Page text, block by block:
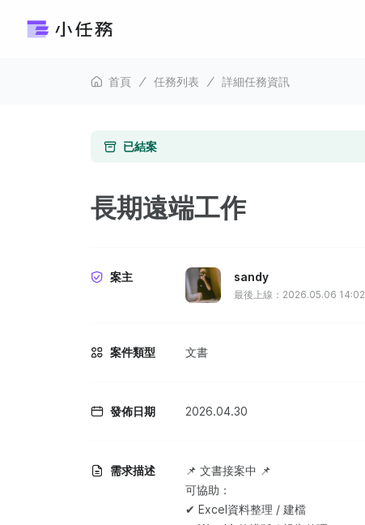
首頁 任務列表 詳細任務資訊
已結案
長期遠端工作
案主 sandy
最後上線：2026.05.06 14:02
案件類型 文書
發佈日期 2026.04.30
需求描述
📌 文書接案中 📌
可協助：
✔ Excel資料整理 / 建檔